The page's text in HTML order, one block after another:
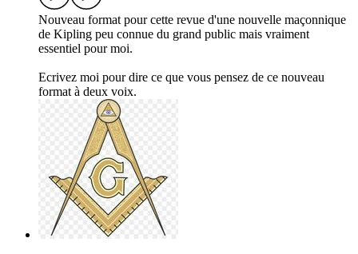
Nouveau format pour cette revue d'une nouvelle maçonnique
de Kipling peu connue du grand public mais vraiment
essentiel pour moi.
Ecrivez moi pour dire ce que vous pensez de ce nouveau
format à deux voix.